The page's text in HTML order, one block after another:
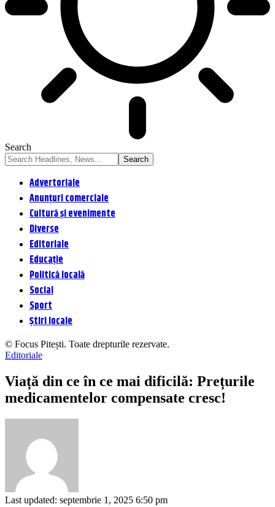
Search
Advertoriale
Anunțuri comerciale
Cultură și evenimente
Diverse
Editoriale
Educație
Politică locală
Social
Sport
Știri locale
© Focus Pitești. Toate drepturile rezervate.
Editoriale
Viață din ce în ce mai dificilă: Prețurile
medicamentelor compensate cresc!
Last updated: septembrie 1, 2025 6:50 pm